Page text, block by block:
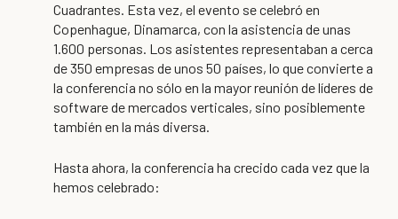
Cuadrantes. Esta vez, el evento se celebró en
Copenhague, Dinamarca, con la asistencia de unas
1.600 personas. Los asistentes representaban a cerca
de 350 empresas de unos 50 países, lo que convierte a
la conferencia no sólo en la mayor reunión de líderes de
software de mercados verticales, sino posiblemente
también en la más diversa.
Hasta ahora, la conferencia ha crecido cada vez que la
hemos celebrado: